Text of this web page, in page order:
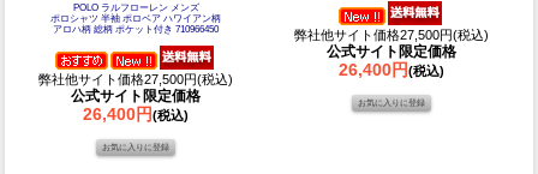
POLO ラルフローレン メンズ
ポロシャツ 半袖 ポロベア ハワイアン柄
アロハ柄 総柄 ポケット付き 710966450
弊社他サイト価格27,500円(税込)
公式サイト限定価格
26,400円(税込)
弊社他サイト価格27,500円(税込)
公式サイト限定価格
26,400円(税込)